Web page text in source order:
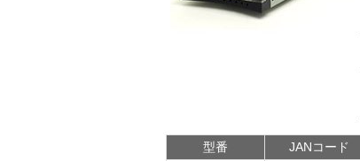
型番 JANコード